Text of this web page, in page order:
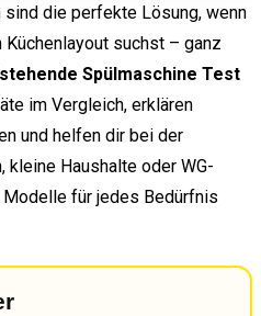
sind die perfekte Lösung, wenn
suchst – ganz
Spülmaschine Test
im Vergleich, erklären
und helfen dir bei der
kleine Haushalte oder WG-
Modelle für jedes Bedürfnis